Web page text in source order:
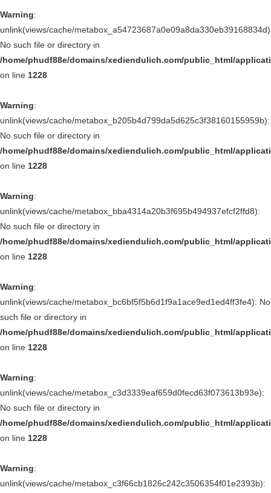
Warning:
unlink(views/cache/
No such file or directory in
/home/phudf88e/domains/xediendulich.com/public_html/
on line 1228
Warning:
unlink(views/cache/metabox_b205b4d799da5d625c3f38160155959b):
No such file or directory in
/home/phudf88e/domains/xediendulich.com/public_html/
on line 1228
Warning:
unlink(views/cache/metabox_bba4314a20b3f695b494937efcf2ffd8):
No such file or directory in
/home/phudf88e/domains/xediendulich.com/public_html/
on line 1228
Warning:
unlink(views/cache/metabox_bc6bf5f5b6d1f9a1ace9ed1ed4ff3fe4): No
such file or directory in
/home/phudf88e/domains/xediendulich.com/public_html/
on line 1228
Warning:
unlink(views/cache/metabox_c3d3339eaf659d0fecd63f073613b93e):
No such file or directory in
/home/phudf88e/domains/xediendulich.com/public_html/
on line 1228
Warning:
unlink(views/cache/metabox_c3f66cb1826c242c3506354f01e2393b):